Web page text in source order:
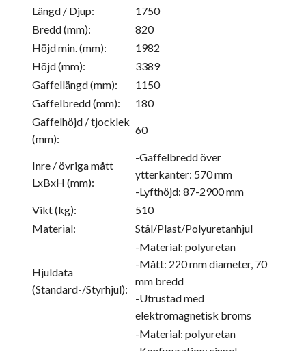
Längd / Djup:
1750
Bredd (mm):
820
Höjd min. (mm):
1982
Höjd (mm):
3389
Gaffellängd (mm):
1150
Gaffelbredd (mm):
180
Gaffelhöjd / tjocklek
(mm):
60
Inre / övriga mått
LxBxH (mm):
-Gaffelbredd över
ytterkanter: 570 mm
-Lyfthöjd: 87-2900 mm
Vikt (kg):
510
Material:
Stål/Plast/Polyuretanhjul
Hjuldata
(Standard-/Styrhjul):
-Material: polyuretan
-Mått: 220 mm diameter, 70
mm bredd
-Utrustad med
elektromagnetisk broms
-Material: polyuretan